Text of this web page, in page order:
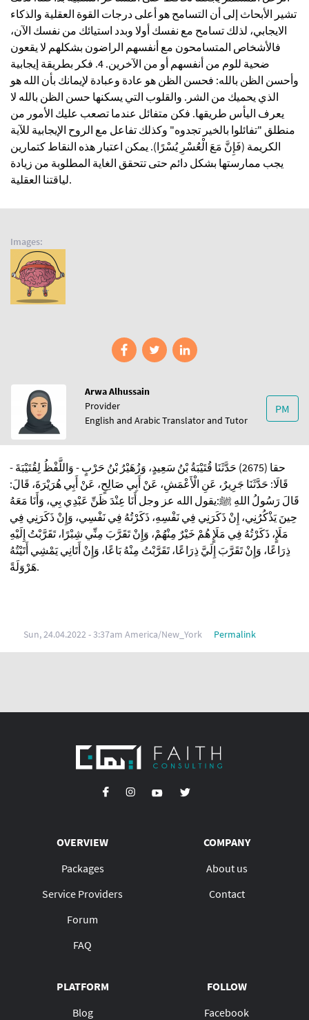
تشير الأبحاث إلى أن التسامح هو أعلى درجات القوة العقلية والذكاء
الايجابي، لذلك تسامح مع نفسك أولا وبدد استيائك من نفسك الآن،
فالأشخاص المتسامحون مع أنفسهم الراضون بشكلهم لا يقعون
ضحية للوم من أنفسهم أو من الآخرين. 4. فكر بطريقة إيجابية
وأحسن الظن بالله: فحسن الظن هو عادة وعبادة ‏لإيمانك بأن الله هو
الذي يحميك من الشر. والقلوب التي يسكنها حسن الظن بالله لا
يعرف اليأس طريقها. فكن متفائل عندما تصعب عليك الأمور من
منطلق "تفائلوا بالخير تجدوه" وكذلك تفاعل مع الروح الإيجابية للآية
الكريمة (فَإِنَّ مَعَ الْعُسْرِ يُسْرًا). يمكن اعتبار هذه النقاط كتمارين
يجب ممارستها بشكل دائم حتى تتحقق الغاية المطلوبة من زيادة
لياقتنا العقلية.
Images
Arwa Alhussain
Provider
English and Arabic Translator and Tutor
PM
حقا (2675) حَدَّثَنَا قُتَيْبَةُ بْنُ سَعِيدٍ، وَزُهَيْرُ بْنُ حَرْبٍ - وَاللَّفْظُ لِقُتَيْبَةَ -
قَالَا: حَدَّثَنَا جَرِيرٌ، عَنِ الْأَعْمَشِ، عَنْ أَبِي صَالِحٍ، عَنْ أَبِي هُرَيْرَةَ، قَالَ:
قَالَ رَسُولُ اللهِ ﷺ:يقول الله عز وجل أَنَا عِنْدَ ظَنِّ عَبْدِي بِي، وَأَنَا مَعَهُ
حِينَ يَذْكُرُنِي، إِنْ ذَكَرَنِي فِي نَفْسِهِ، ذَكَرْتُهُ فِي نَفْسِي، وَإِنْ ذَكَرَنِي فِي
مَلَإٍ، ذَكَرْتُهُ فِي مَلَإٍ هُمْ خَيْرٌ مِنْهُمْ، وَإِنْ تَقَرَّبَ مِنِّي شِبْرًا، تَقَرَّبْتُ إِلَيْهِ
ذِرَاعًا، وَإِنْ تَقَرَّبَ إِلَيَّ ذِرَاعًا، تَقَرَّبْتُ مِنْهُ بَاعًا، وَإِنْ أَتَانِي يَمْشِي أَتَيْتُهُ
هَرْوَلَةً.
Sun, 24.04.2022 - 3:37am America/New_York Permalink
OVERVIEW
Packages
Service Providers
Forum
FAQ
COMPANY
About us
Contact
PLATFORM
Blog
FOLLOW
Facebook